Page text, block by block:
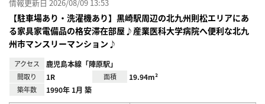
情報更新日 2026/08/09 13:53
【駐車場あり・洗濯機あり】黒崎駅周辺の北九州則松エリアにあ
る家具家電備品の格安滞在部屋♪産業医科大学病院へ便利な北九
州市マンスリーマンション♪
アクセス 鹿児島本線「陣原駅」
間取り 1R 面積 19.94m²
築年数 1990年 1月 築